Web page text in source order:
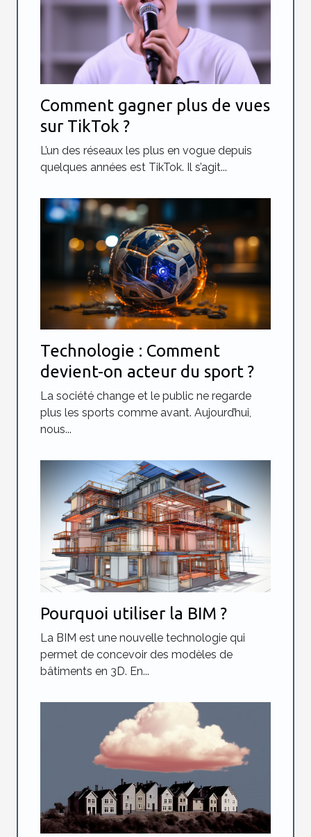
Comment gagner plus de vues
sur TikTok ?
L’un des réseaux les plus en vogue depuis
quelques années est TikTok. Il s’agit...
Technologie : Comment
devient-on acteur du sport ?
La société change et le public ne regarde
plus les sports comme avant. Aujourd’hui,
nous...
Pourquoi utiliser la BIM ?
La BIM est une nouvelle technologie qui
permet de concevoir des modèles de
bâtiments en 3D. En...